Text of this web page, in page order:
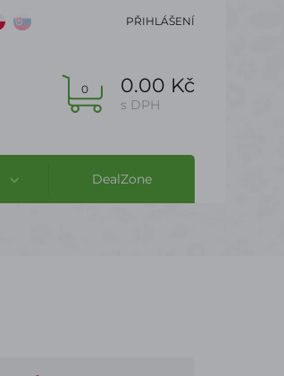
PŘIHLÁŠENÍ
0 0.00 Kč
s DPH
DealZone